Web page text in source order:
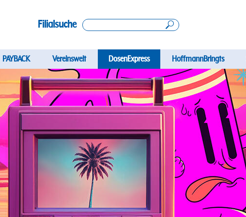
Filialsuche
PAYBACK Vereinswelt DosenExpress HoffmannBringts